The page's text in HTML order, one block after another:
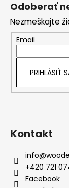
Odoberať
Nezmeškajte
Email
PRIHLÁSIŤ
Kontakt
info@
+420 721
Facebook